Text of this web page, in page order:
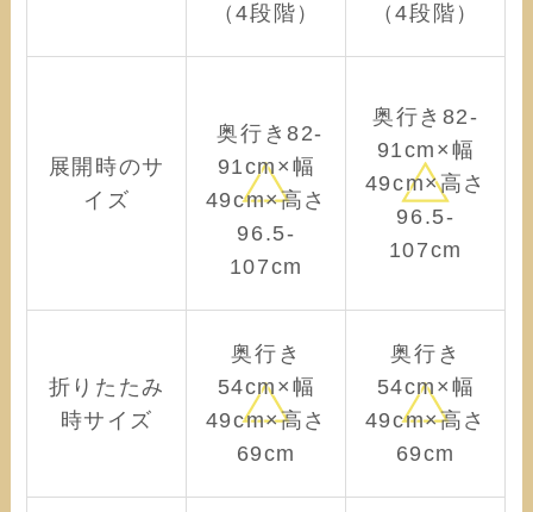
（4段階）
（4段階）
展開時のサ
イズ
奥行き82-
91cm×幅
49cm×高さ
96.5-
107cm
奥行き82-
91cm×幅
49cm×高さ
96.5-
107cm
折りたたみ
時サイズ
奥行き
54cm×幅
49cm×高さ
69cm
奥行き
54cm×幅
49cm×高さ
69cm